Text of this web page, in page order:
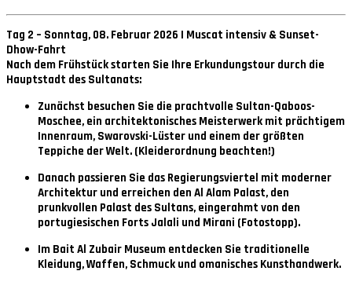
Tag 2 – Sonntag, 08. Februar 2026 | Muscat intensiv & Sunset-
Dhow-Fahrt
Nach dem Frühstück starten Sie Ihre Erkundungstour durch die
Hauptstadt des Sultanats:
Zunächst besuchen Sie die prachtvolle Sultan-Qaboos-
Moschee, ein architektonisches Meisterwerk mit prächtigem
Innenraum, Swarovski-Lüster und einem der größten
Teppiche der Welt. (Kleiderordnung beachten!)
Danach passieren Sie das Regierungsviertel mit moderner
Architektur und erreichen den Al Alam Palast, den
prunkvollen Palast des Sultans, eingerahmt von den
portugiesischen Forts Jalali und Mirani (Fotostopp).
Im Bait Al Zubair Museum entdecken Sie traditionelle
Kleidung, Waffen, Schmuck und omanisches Kunsthandwerk.